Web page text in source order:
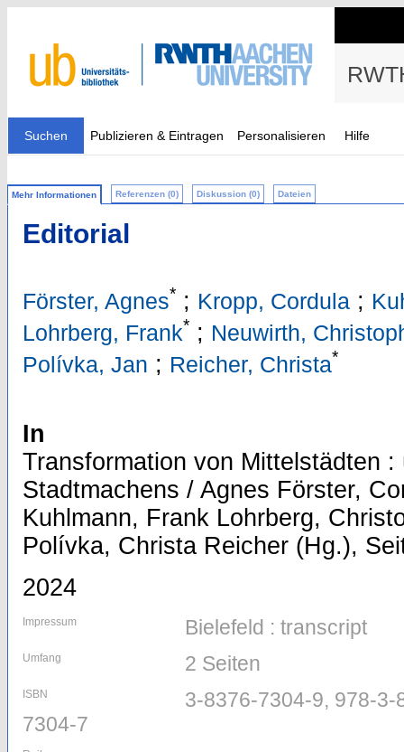
Suchen Publizieren & Eintragen Personalisieren Hilfe
Mehr Informationen Referenzen (0) Diskussion (0) Dateien
Editorial
Förster, Agnes* ; Kropp, Cordula ;
Lohrberg, Frank* ; Neuwirth,
Polívka, Jan ; Reicher, Christa*
In
Transformation von Mittelstädten
Stadtmachens / Agnes Förster,
Kuhlmann, Frank Lohrberg,
Polívka, Christa Reicher (Hg.),
2024
Impressum Bielefeld : transcript
Umfang 2 Seiten
ISBN
3-8376-7304-9, 978-
7304-7